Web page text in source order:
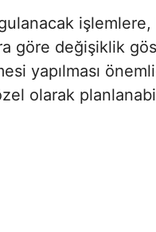
işlemlere,
göre değişiklik
yapılması
olarak